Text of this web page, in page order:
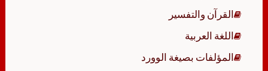
القرآن والتفسير
اللغة العربية
المؤلفات بصيغة الوورد